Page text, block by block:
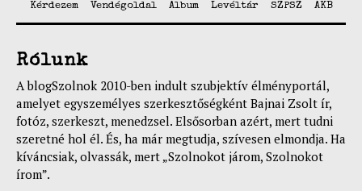
Kérdezem
Vendégoldal Album Levéltár SZPSZ AKB
Rólunk
A blogSzolnok 2010-ben indult szubjektív élményportál,
amelyet egyszemélyes szerkesztőségként Bajnai Zsolt ír,
fotóz, szerkeszt, menedzsel. Elsősorban azért, mert tudni
szeretné hol él. És, ha már megtudja, szívesen elmondja. Ha
kíváncsiak, olvassák, mert „Szolnokot járom, Szolnokot
írom”.